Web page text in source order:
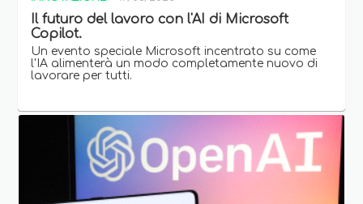
Il futuro del lavoro con l'AI di Microsoft
Copilot.
Un evento speciale Microsoft incentrato su come
l'IA alimenterà un modo completamente nuovo di
lavorare per tutti.